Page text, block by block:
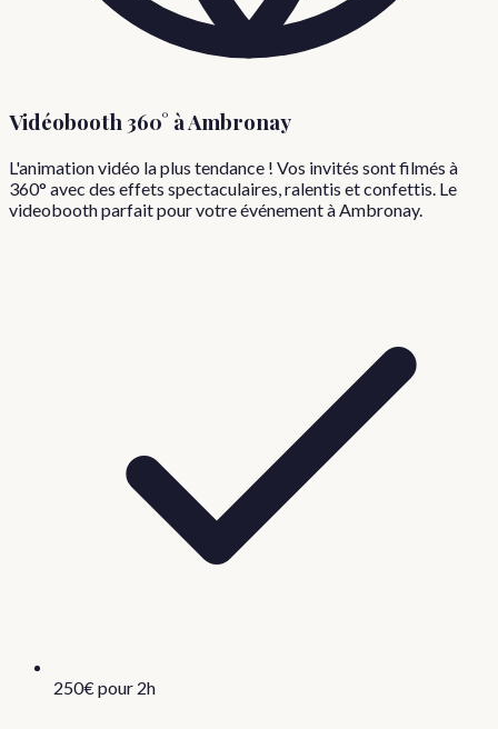
Vidéobooth 360° à Ambronay
L'animation vidéo la plus tendance ! Vos invités sont filmés à
360° avec des effets spectaculaires, ralentis et confettis. Le
videobooth parfait pour votre événement à Ambronay.
250€ pour 2h